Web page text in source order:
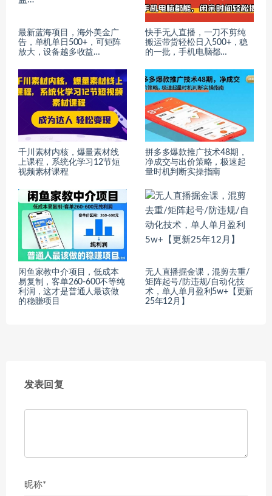
最新蓝海项目，海外美金广
告，单机单日500+，可矩阵
放大，设备越多收益…
快手无人直播，一刀不剪纯
搬运带货轻松日入500+，稳
的一批，手机电脑都…
千川素材内核，爆量素材线
上课程，系统化学习12节短
视频素材课程
拼多多爆款推广技术48期，
净成交与出价策略，极速起
量时机判断实操指南
闲鱼家教中介项目，低成本
易复制，客单260-600不等纯
利润，这才是普通人最该做
的稳賺项目
无人直播掘金课，混剪去重/
矩阵起号/防违规/自动化技
术，单人单月盈利5w+【更新
25年12月】
发表回复
昵称*